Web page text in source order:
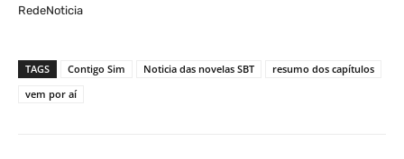
RedeNoticia
TAGS Contigo Sim Noticia das novelas SBT
resumo dos capítulos
vem por aí